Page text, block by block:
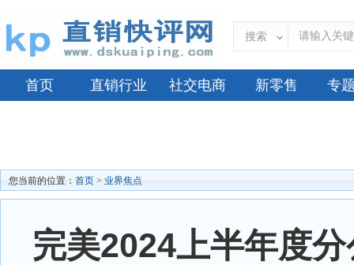
搜索
首页 直销行业 社交电商 新零售 专
您当前的位置： 首页 > 业界焦点
完美2024上半年度